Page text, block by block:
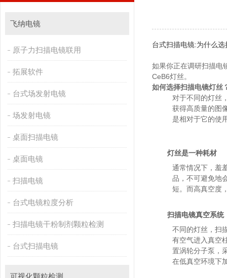
飞纳电镜
原子力扫描电镜联用
拓展软件
台式场发射电镜
场发射电镜
桌面扫描电镜
桌面电镜
扫描电镜
台式电镜粒度分析
扫描电镜干粉制剂颗粒检测
台式扫描电镜
可视化颗粒检测
台式扫描电镜:为什么
如果你正在调研扫描电镜
CeB6灯丝。
如何选择扫描电镜灯丝
对于不同的灯丝
获得高质量的图像
是相对于它的使用
灯丝是一种耗材
通常情况下，
品，不可避免
短。而高真空度
扫描电镜真空系统
不同的灯丝，
有空气进入真空柱
置涡轮分子泵
在低真空环境下